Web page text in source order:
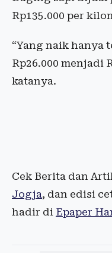
Rp135.000 per
“Yang naik hanya
Rp26.000 menjadi
katanya.
Cek Berita dan
Jogja, dan edisi
hadir di Epaper